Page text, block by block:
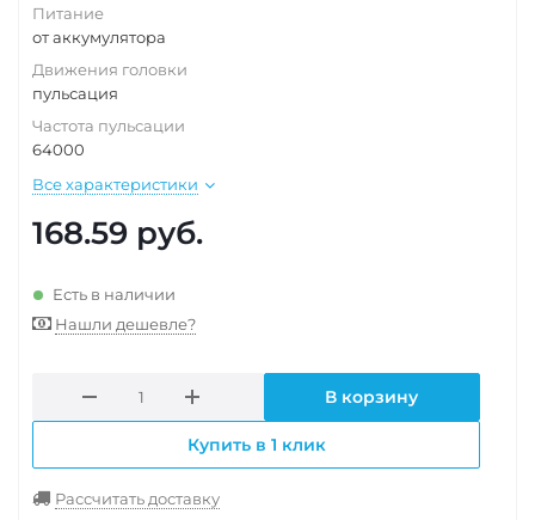
Питание
от аккумулятора
Движения головки
пульсация
Частота пульсации
64000
Все характеристики
168.59 руб.
Есть в наличии
Нашли дешевле?
В корзину
Купить в 1 клик
Рассчитать доставку